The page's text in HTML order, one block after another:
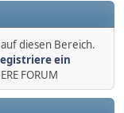
diesen Bereich.
ein
FORUM